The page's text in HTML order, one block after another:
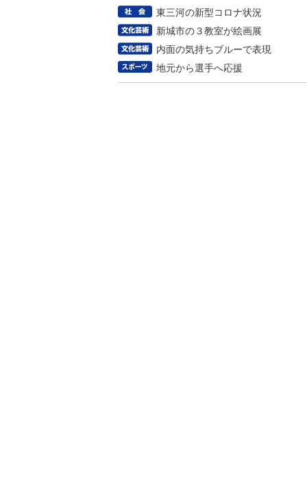
東三河の新型コロナ状況
新城市の３教室が絵画展
内面の気持ちブルーで表現
地元から選手へ応援